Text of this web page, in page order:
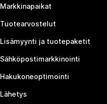
Markkinapaikat
Tuotearvostelut
Lisämyynti ja tuotepaketit
Sähköpostimarkkinointi
Hakukoneoptimointi
Lähetys